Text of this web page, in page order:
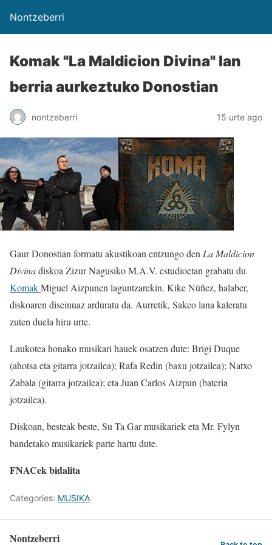
Nontzeberri
Komak "La Maldicion Divina" lan
berria aurkeztuko Donostian
nontzeberri 15 urte ago
Gaur Donostian formatu akustikoan entzungo den La Maldicion
Divinadiskoa Zizur Nagusiko M.A.V. estudioetan grabatu du
KomakMiguel Aizpunen laguntzarekin. Kike Núñez, halaber,
diskoaren diseinuaz arduratu da. Aurretik, Sakeo lana kaleratu
zuten duela hiru urte.
Laukotea honako musikari hauek osatzen dute: Brigi Duque
(ahotsa eta gitarra jotzailea); Rafa Redin (baxu jotzailea); Natxo
Zabala (gitarra jotzailea); eta Juan Carlos Aizpun (bateria
jotzailea).
Diskoan, besteak beste, Su Ta Gar musikariek eta Mr. Fylyn
bandetako musikariek parte hartu dute.
FNACek bidalita
Categories: MUSIKA
Nontzeberri